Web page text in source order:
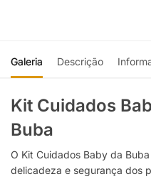
Galeria Descrição
Kit Cuidados
Buba
O Kit Cuidados Baby da
delicadeza e segurança dos